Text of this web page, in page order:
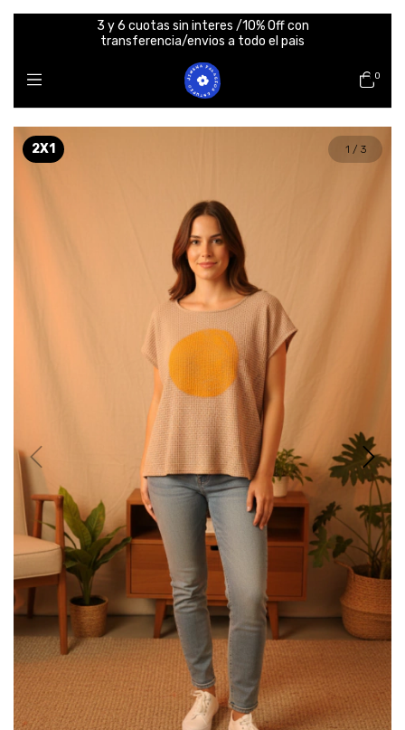
3 y 6 cuotas sin interes /10% Off con
transferencia/envios a todo el pais
0
2X1 1 / 3